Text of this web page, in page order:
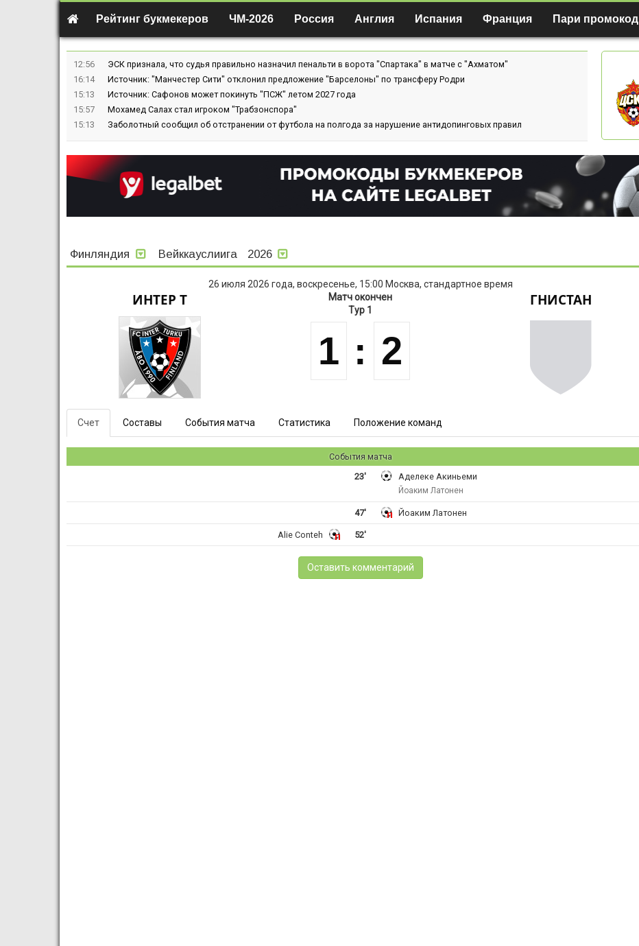
Рейтинг букмекеров ЧМ-2026 Россия Англия Испания Франция Пари промокод
12:56
ЭСК признала, что судья правильно назначил пенальти в ворота "Спартака" в матче с "Ахматом"
16:14
Источник: "Манчестер Сити" отклонил предложение "Барселоны" по трансферу Родри
15:13
Источник: Сафонов может покинуть "ПСЖ" летом 2027 года
15:57
Мохамед Салах стал игроком "Трабзонспора"
15:13
Заболотный сообщил об отстранении от футбола на полгода за нарушение антидопинговых правил
Финляндия Вейккауслиига 2026
26 июля 2026 года, воскресенье, 15:00 Москва, стандартное время
ИНТЕР Т
Матч окончен
Тур 1
1 : 2
ГНИСТАН
Счет Составы События матча Статистика Положение команд
События матча
23'
Аделеке Акиньеми
Йоаким Латонен
47' Йоаким Латонен
52'
Alie Conteh
Оставить комментарий